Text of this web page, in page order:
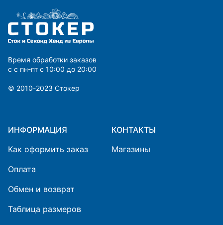
Время обработки заказов
с с пн-пт с 10:00 до 20:00
© 2010-2023 Cтокер
ИНФОРМАЦИЯ
Как оформить заказ
Оплата
Обмен и возврат
Таблица размеров
КОНТАКТЫ
Магазины